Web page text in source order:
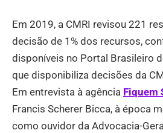
Em 2019, a CMRI revisou 221
decisão de 1% dos recursos,
disponíveis no Portal Brasileiro
que disponibiliza decisões da
Em entrevista à agência Fiquem
Francis Scherer Bicca, à época
como ouvidor da Advocacia-